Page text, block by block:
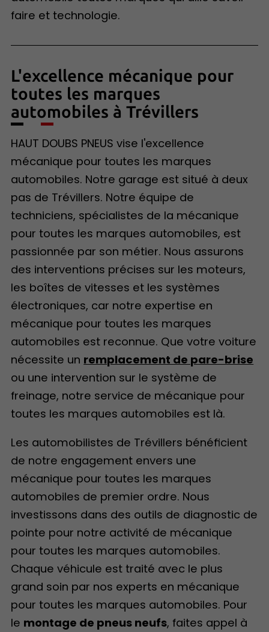
faire et technologie.
L'excellence mécanique pour
toutes les marques
automobiles à Trévillers
HAUT DOUBS PNEUS vise l'excellence
mécanique pour toutes les marques
automobiles. Notre garage est situé à deux
pas de Trévillers. Notre équipe de
techniciens, spécialistes de la mécanique
pour toutes les marques automobiles, est
passionnée par son métier. Nous assurons
des interventions précises sur les moteurs,
les boîtes de vitesses et les systèmes
électroniques, car notre expertise en
mécanique pour toutes les marques
automobiles est reconnue. Que votre voiture
nécessite un remplacement de pare-brise
ou une intervention sur le système de
freinage, notre service de mécanique pour
toutes les marques automobiles est là.
Les automobilistes de Trévillers bénéficient
de notre engagement envers une
mécanique pour toutes les marques
automobiles de premier ordre. Nous
investissons dans des outils de diagnostic de
pointe pour notre activité de mécanique
pour toutes les marques automobiles.
Chaque véhicule est traité avec le plus
grand soin par nos experts en mécanique
pour toutes les marques automobiles. Pour
le montage de pneus neufs, faites appel à